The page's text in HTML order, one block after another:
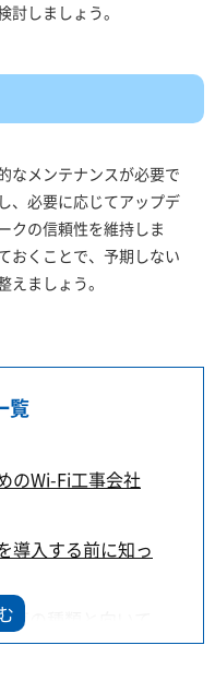
しましょう。
なメンテナンスが必要で
、必要に応じてアップデ
クの信頼性を維持しま
おくことで、予期しない
えましょう。
覧
のWi-Fi工事会社
導入する前に知っ
事の種類と向いて